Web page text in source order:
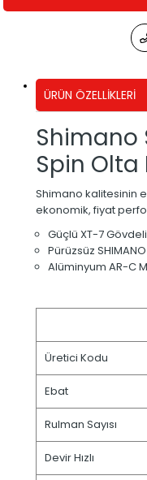
ÜRÜN ÖZELLIKLERI
Shimano
Spin Olta
Shimano kalitesinin
ekonomik, fiyat
Güçlü XT-7
Pürüzsüz
Alüminyum AR-C
Üretici Kodu
Ebat
Rulman Sayısı
Devir Hızlı